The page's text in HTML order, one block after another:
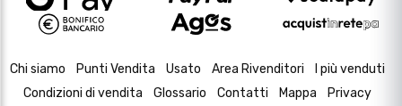
Chi siamo Punti Vendita Usato Area Rivenditori
I più venduti
Condizioni di vendita
Glossario Contatti Mappa
Privacy